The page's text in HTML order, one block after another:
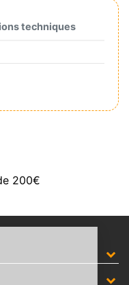
techniques
200€